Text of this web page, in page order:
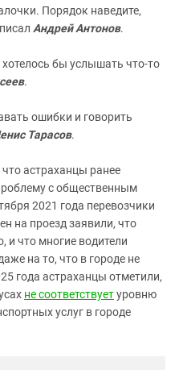
Порядок наведите,
Андрей Антонов.
бы услышать что-то
.
ошибки и говорить
Тарасов.
астраханцы ранее
с общественным
2021 года перевозчики
на проезд заявили, что
и что многие водители
на то, что в городе не
года астраханцы отметили,
не соответствуетуровню
услуг в городе